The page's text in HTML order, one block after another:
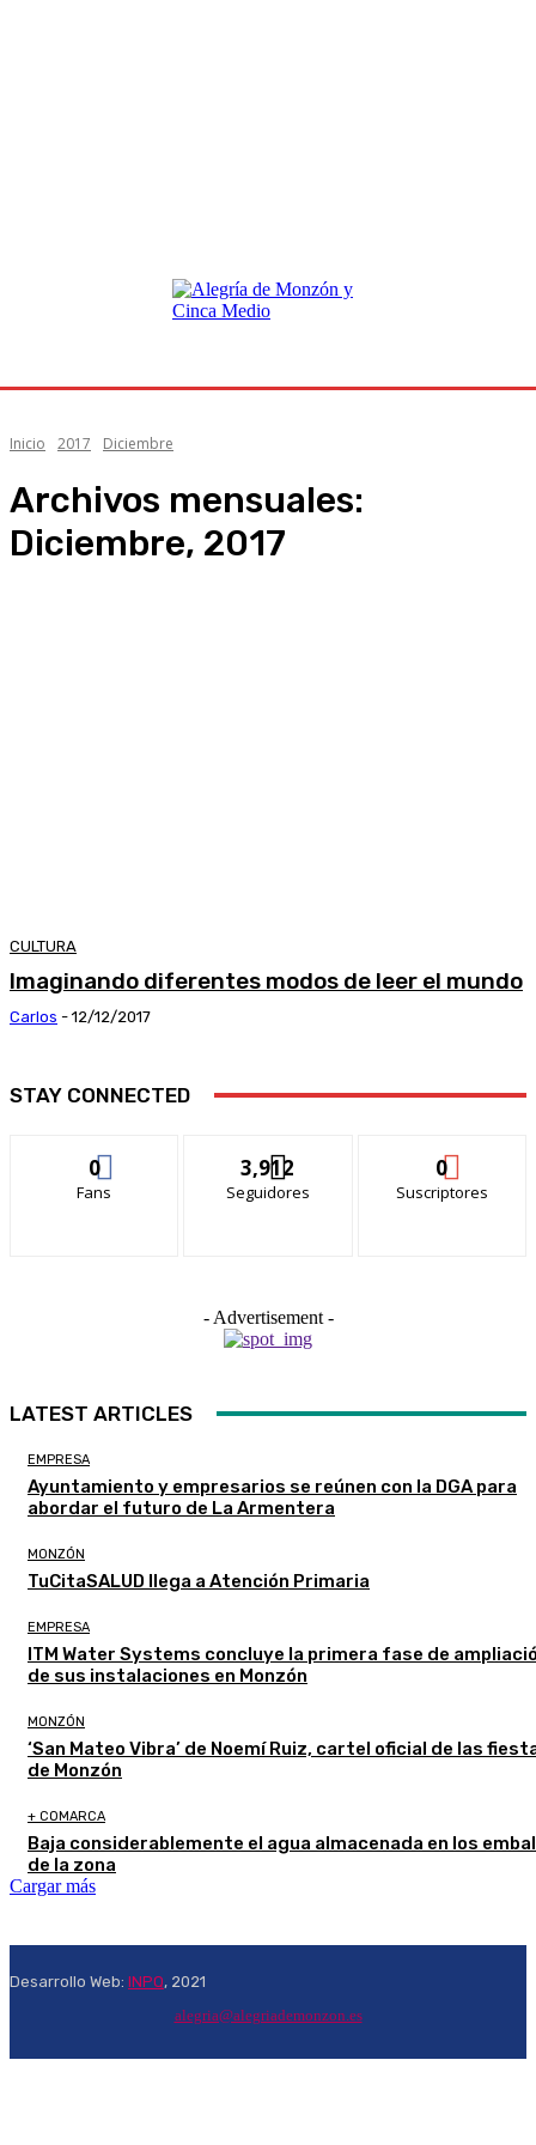
Inicio 2017 Diciembre
Archivos mensuales:
Diciembre, 2017
CULTURA
Imaginando diferentes modos de leer el mundo
Carlos - 12/12/2017
STAY CONNECTED
0
Fans
3,912
Seguidores
0
Suscriptores
- Advertisement -
LATEST ARTICLES
EMPRESA
Ayuntamiento y empresarios se reúnen con la DGA para
abordar el futuro de La Armentera
MONZÓN
TuCitaSALUD llega a Atención Primaria
EMPRESA
ITM Water Systems concluye la primera fase de
de sus instalaciones en Monzón
MONZÓN
‘San Mateo Vibra’ de Noemí Ruiz, cartel oficial de las
de Monzón
+ COMARCA
Baja considerablemente el agua almacenada en los
de la zona
Cargar más
Desarrollo Web: INPQ, 2021
alegria@alegriademonzon.es